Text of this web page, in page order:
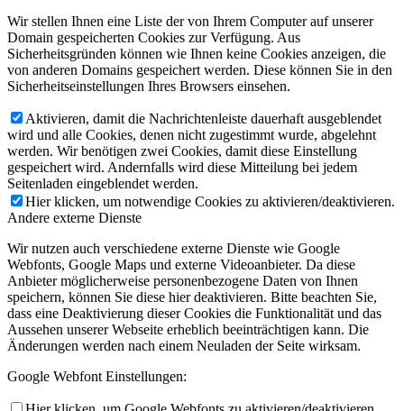
Wir stellen Ihnen eine Liste der von Ihrem Computer auf unserer
Domain gespeicherten Cookies zur Verfügung. Aus
Sicherheitsgründen können wie Ihnen keine Cookies anzeigen, die
von anderen Domains gespeichert werden. Diese können Sie in den
Sicherheitseinstellungen Ihres Browsers einsehen.
Aktivieren, damit die Nachrichtenleiste dauerhaft ausgeblendet
wird und alle Cookies, denen nicht zugestimmt wurde, abgelehnt
werden. Wir benötigen zwei Cookies, damit diese Einstellung
gespeichert wird. Andernfalls wird diese Mitteilung bei jedem
Seitenladen eingeblendet werden.
Hier klicken, um notwendige Cookies zu aktivieren/deaktivieren.
Andere externe Dienste
Wir nutzen auch verschiedene externe Dienste wie Google
Webfonts, Google Maps und externe Videoanbieter. Da diese
Anbieter möglicherweise personenbezogene Daten von Ihnen
speichern, können Sie diese hier deaktivieren. Bitte beachten Sie,
dass eine Deaktivierung dieser Cookies die Funktionalität und das
Aussehen unserer Webseite erheblich beeinträchtigen kann. Die
Änderungen werden nach einem Neuladen der Seite wirksam.
Google Webfont Einstellungen: